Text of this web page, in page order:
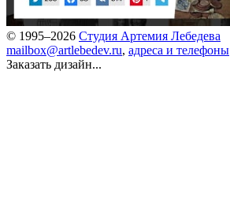
© 1995–2026 Студия Артемия Лебедева
mailbox@artlebedev.ru, адреса и телефоны
Заказать дизайн...